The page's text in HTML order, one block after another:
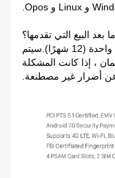
سيكون لكل جهاز نقطة بيع ضمان لمدة سنة واحدة (12 شهرًا).سيتم
، إذا كانت المشكلة
عن أضرار غير مصطنعة.